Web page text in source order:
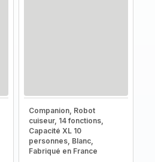
Companion, Robot
cuiseur, 14 fonctions,
Capacité XL 10
personnes, Blanc,
Fabriqué en France